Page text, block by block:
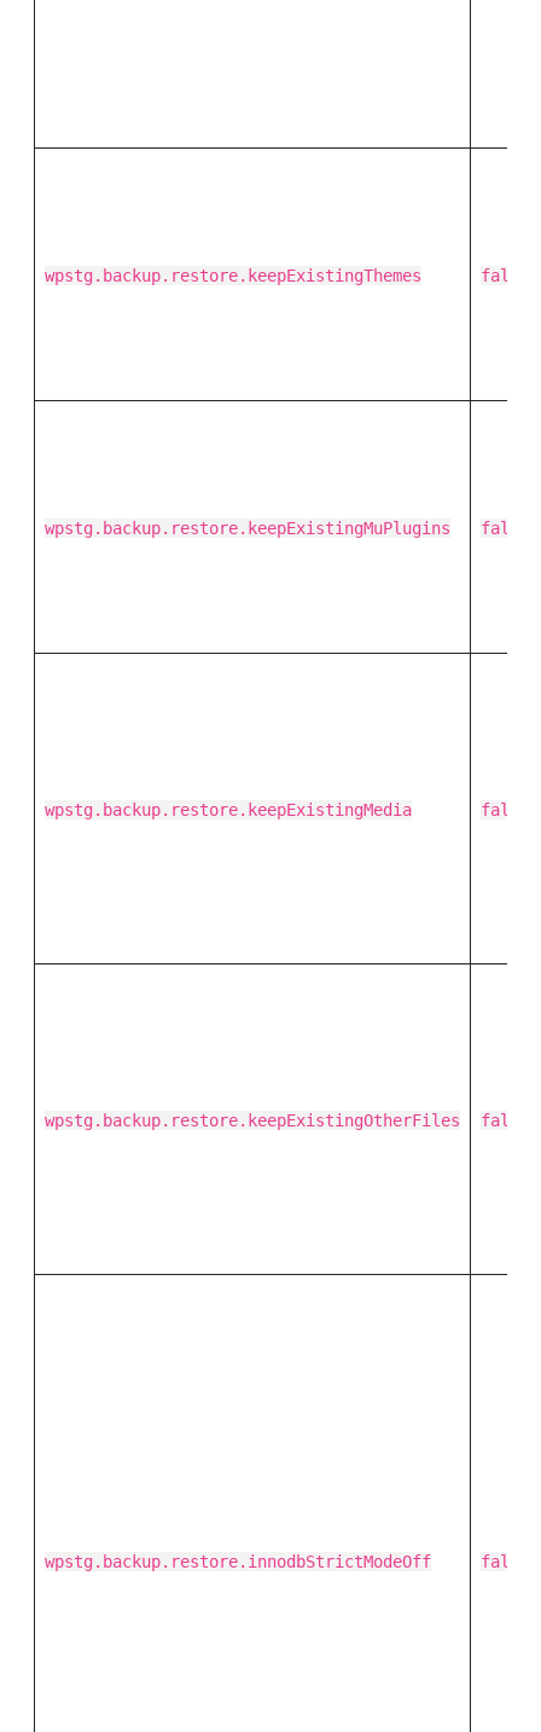
wpstg.backup.restore.keepExistingThemes false
wpstg.backup.restore.keepExistingMuPlugins false
wpstg.backup.restore.keepExistingMedia false
wpstg.backup.restore.keepExistingOtherFiles false
wpstg.backup.restore.innodbStrictModeOff false